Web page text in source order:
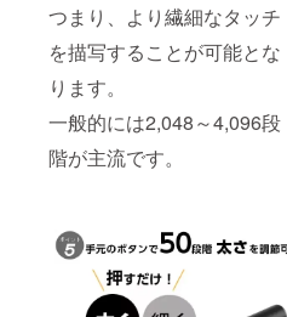
つまり、より繊細なタッチ
を描写することが可能とな
ります。
一般的には2,048～4,096段
階が主流です。